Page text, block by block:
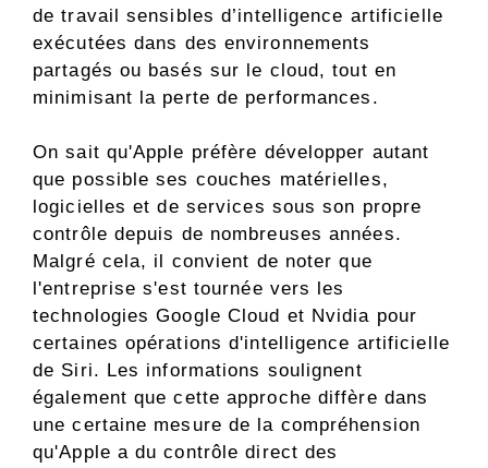
de travail sensibles d’intelligence artificielle
exécutées dans des environnements
partagés ou basés sur le cloud, tout en
minimisant la perte de performances.
On sait qu'Apple préfère développer autant
que possible ses couches matérielles,
logicielles et de services sous son propre
contrôle depuis de nombreuses années.
Malgré cela, il convient de noter que
l'entreprise s'est tournée vers les
technologies Google Cloud et Nvidia pour
certaines opérations d'intelligence artificielle
de Siri. Les informations soulignent
également que cette approche diffère dans
une certaine mesure de la compréhension
qu'Apple a du contrôle direct des